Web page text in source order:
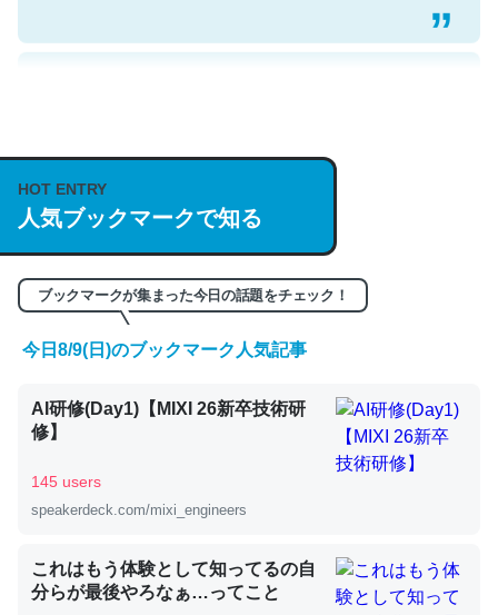
https://isobe324649.hatenablog.com/entry/2023/03/27
/064121
─GPTの仕組みと限界についての考察（１） - conceptualization
くらい。小説でいう「ずっと前の伏線」は回収されないけ
ど、短期記憶というには多い分量。進化すればするほど分
─GPTの仕組みと限界についての考察（１） - conceptualization
HOT ENTRY
人気ブックマークで知る
ブックマークが集まった今日の話題をチェック！
今日8/9(日)のブックマーク人気記事
AI研修(Day1)【MIXI 26新卒技術研
修】
145 users
speakerdeck.com/mixi_engineers
これはもう体験として知ってるの自
分らが最後やろなぁ…ってこと